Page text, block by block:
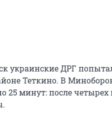
украинские ДРГ
Теткино. В
25 минут: после